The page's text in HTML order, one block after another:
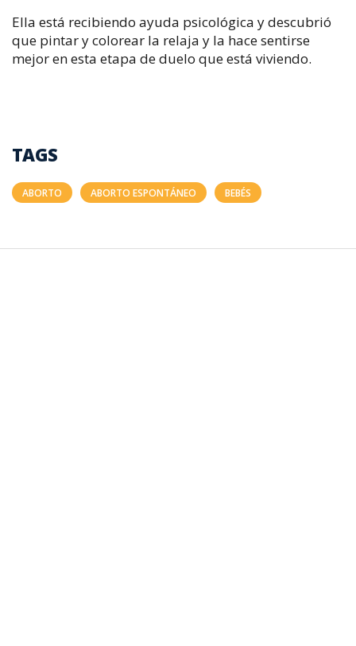
Ella está recibiendo ayuda psicológica y descubrió
que pintar y colorear la relaja y la hace sentirse
mejor en esta etapa de duelo que está viviendo.
TAGS
ABORTO ABORTO ESPONTÁNEO BEBÉS